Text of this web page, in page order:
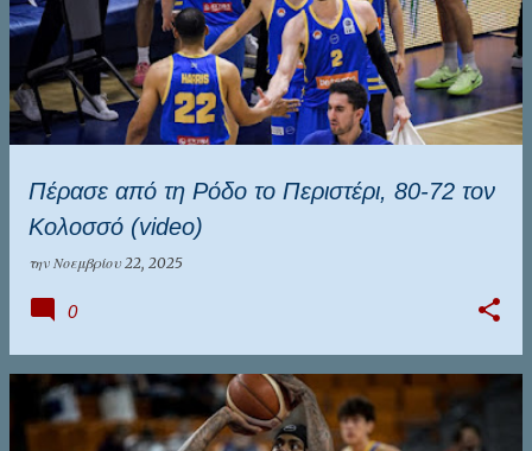
Πέρασε από τη Ρόδο το Περιστέρι, 80-72 τον
Κολοσσό (video)
την Νοεμβρίου 22, 2025
0